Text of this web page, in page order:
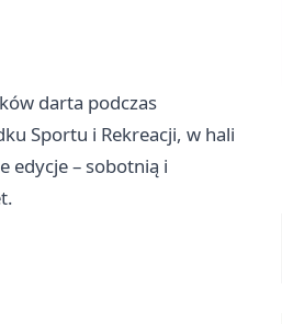
darta podczas
Sportu i Rekreacji, w hali
edycje – sobotnią i